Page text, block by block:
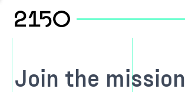
Join the mission